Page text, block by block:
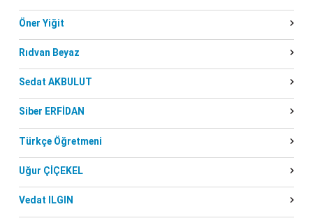
Öner Yiğit
Rıdvan Beyaz
Sedat AKBULUT
Siber ERFİDAN
Türkçe Öğretmeni
Uğur ÇİÇEKEL
Vedat ILGIN